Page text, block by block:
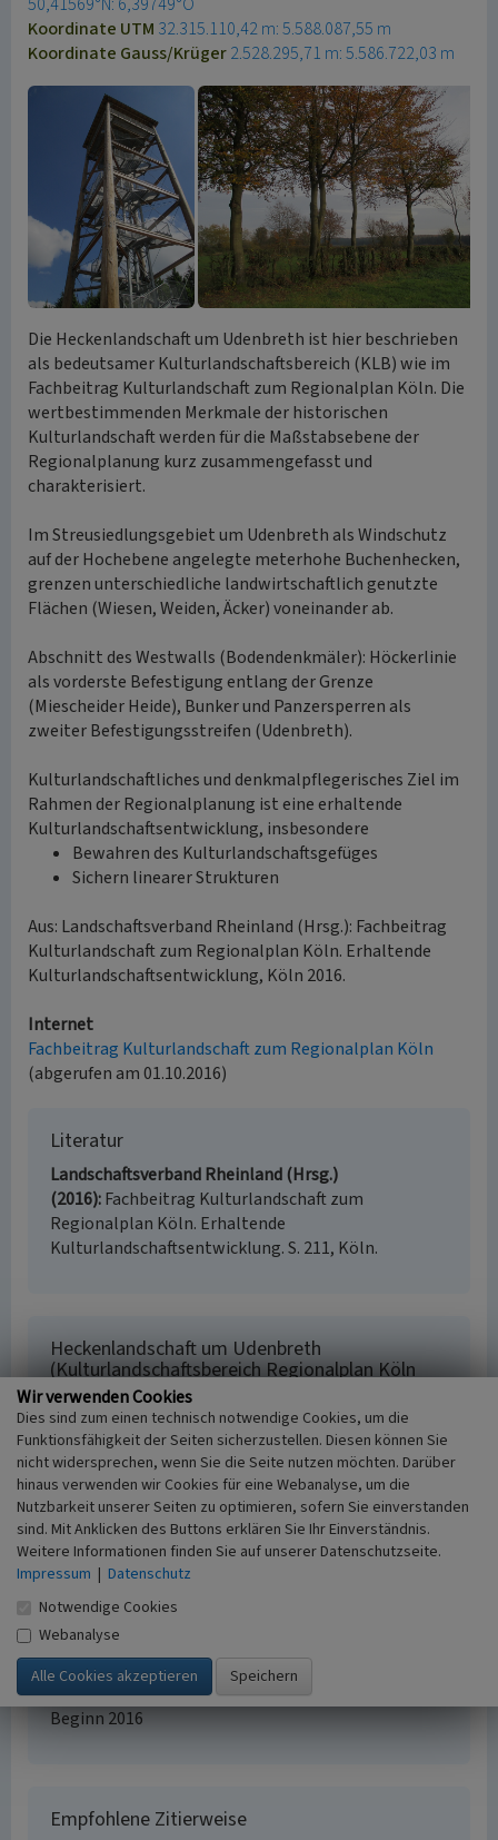
Koordinate UTM 32.315.110,42 m: 5.588.087,55 m
Koordinate Gauss/Krüger2.528.295,71 m: 5.586.722,03 m
Die Heckenlandschaft um Udenbreth ist hier beschrieben
als bedeutsamer Kulturlandschaftsbereich (KLB) wie im
Fachbeitrag Kulturlandschaft zum Regionalplan Köln. Die
wertbestimmenden Merkmale der historischen
Kulturlandschaft werden für die Maßstabsebene der
Regionalplanung kurz zusammengefasst und
charakterisiert.
Im Streusiedlungsgebiet um Udenbreth als Windschutz
auf der Hochebene angelegte meterhohe Buchenhecken,
grenzen unterschiedliche landwirtschaftlich genutzte
Flächen (Wiesen, Weiden, Äcker) voneinander ab.
Abschnitt des Westwalls (Bodendenkmäler): Höckerlinie
als vorderste Befestigung entlang der Grenze
(Miescheider Heide), Bunker und Panzersperren als
zweiter Befestigungsstreifen (Udenbreth).
Kulturlandschaftliches und denkmalpflegerisches Ziel im
Rahmen der Regionalplanung ist eine erhaltende
Kulturlandschaftsentwicklung, insbesondere
Bewahren des Kulturlandschaftsgefüges
Sichern linearer Strukturen
Aus: Landschaftsverband Rheinland (Hrsg.): Fachbeitrag
Kulturlandschaft zum Regionalplan Köln. Erhaltende
Kulturlandschaftsentwicklung, Köln 2016.
Internet
Fachbeitrag Kulturlandschaft zum Regionalplan Köln
(abgerufen am 01.10.2016)
Literatur
Landschaftsverband Rheinland (Hrsg.)
(2016) Fachbeitrag Kulturlandschaft zum
Regionalplan Köln. Erhaltende
Kulturlandschaftsentwicklung. S. 211, Köln.
Heckenlandschaft um Udenbreth
(Kulturlandschaftsbereich Regionalplan Köln
273)
Schlagwörter
Kulturlandschaftsbereich Streusiedlung
Windschutzhecke Höckerlinie Luftschutzbunker
Panzersperre
Fachsicht(en)
Kulturlandschaftspflege, Denkmalpflege,
Landeskunde, Raumplanung, Archäologie
Erfassungsmaßstab
i.d.R. 1:25.000 (kleiner als 1:20.000)
Erfassungsmethode
Literaturauswertung
Historischer Zeitraum
Beginn 2016
Empfohlene Zitierweise
Wir verwenden Cookies
Dies sind zum einen technisch notwendige Cookies, um die
Funktionsfähigkeit der Seiten sicherzustellen. Diesen können Sie
nicht widersprechen, wenn Sie die Seite nutzen möchten. Darüber
hinaus verwenden wir Cookies für eine Webanalyse, um die
Nutzbarkeit unserer Seiten zu optimieren, sofern Sie einverstanden
sind. Mit Anklicken des Buttons erklären Sie Ihr Einverständnis.
Weitere Informationen finden Sie auf unserer Datenschutzseite.
Impressum | Datenschutz
Notwendige Cookies
Webanalyse